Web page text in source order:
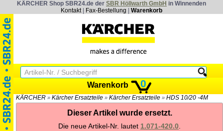
KÄRCHER Shop SBR24.de der SBR Höllwarth GmbH in Winnenden
Kontakt| Fax-Bestellung Warenkorb
Warenkorb 0
KÄRCHER » Kärcher Ersatzteile » Kärcher Ersatzteile » HDS 10/20 -4M
Dieser Artikel wurde ersetzt.
Die neue Artikel-Nr. lautet 1.071-420.0.